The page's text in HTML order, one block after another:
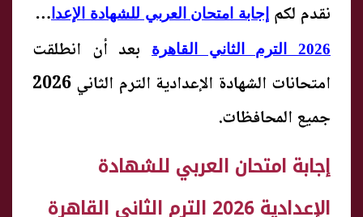
نقدم لكم إجابة امتحان العربي للشهادة الإعدادية
2026 الترم الثاني القاهرة
بعد أن انطلقت
امتحانات الشهادة الإعدادية الترم الثاني 2026
جميع المحافظات.
إجابة امتحان العربي للشهادة
الإعدادية 2026 الترم الثاني القاهرة